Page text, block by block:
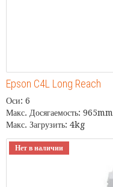
Epson C4L Long Reach
Оси: 6
Макс. Досягаемость: 965mm
Макс. Загрузить: 4kg
Нет в наличии